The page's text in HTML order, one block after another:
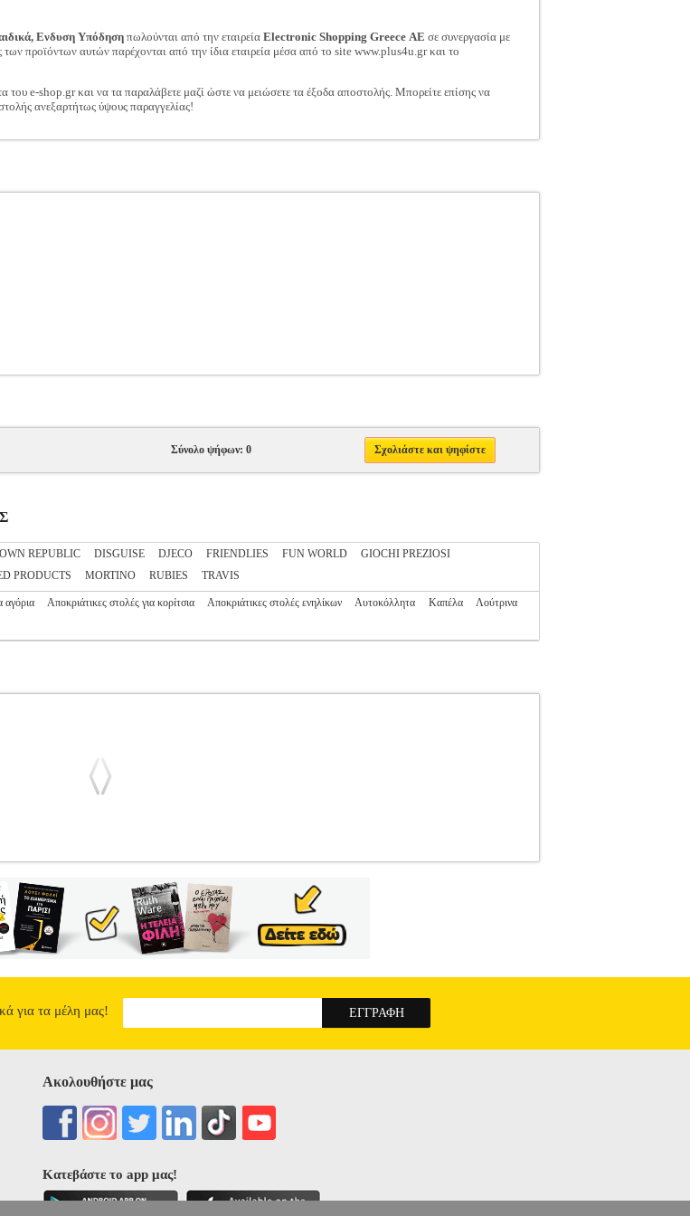
Ενδυση Υπόδηση πωλούνται από την εταιρεία Electronic Shopping Greece ΑΕ σε συνεργασία με
προϊόντων αυτών παρέχονται από την ίδια εταιρεία μέσα από το site www.plus4u.gr και το
του e-shop.gr και να τα παραλάβετε μαζί ώστε να μειώσετε τα έξοδα αποστολής. Μπορείτε επίσης να
ανεξαρτήτως ύψους παραγγελίας!
Σύνολο ψήφων: 0 Σχολιάστε και ψηφίστε
REPUBLIC DISGUISE DJECO FRIENDLIES FUN WORLD
GIOCHI PREZIOSI
PRODUCTS MORTINO RUBIES TRAVIS
αγόρια Αποκριάτικες στολές για κορίτσια Αποκριάτικες στολές ενηλίκων Αυτοκόλλητα Καπέλα
Λούτρινα
•CLOWN REPUBLIC στην κατηγορία ΑΠΟΚΡΙΑΤΙΚΕΣ ΣΤΟΛΕΣ Πυροβόλο από την
ήχου.• Ηλικία>• Πρόσθετα Χαρκτηριστικά>• Σύνθεση>• Πρόσθετα Χαρκτηριστικά>• Profile>•
κατασκευής>• Χρώμα>• Νούμερο παπουτσιού>• Νούμερο παπουτσιού>• >• >• Βαθμολογία>•
Αθλητικά, Βρεφικά - Παιδικά, Ενδυση Υπόδηση πωλούνται από την εταιρεία Electronic
μετά την πώληση και οι εγγυήσεις των προϊόντων αυτών παρέχονται από την ίδια
ΠΟΛΥΒΟΛΟ ΜΕ ΦΩΣ ΚΑΙ ΗΧΟ CLOWN REPUBLIC [72172]
9.00
για τα μέλη μας!
Ακολουθήστε μας
Κατεβάστε το app μας!